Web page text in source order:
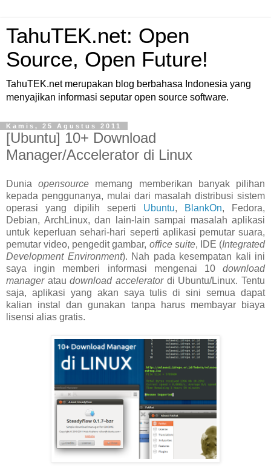
TahuTEK.net: Open
Source, Open Future!
TahuTEK.net merupakan blog berbahasa Indonesia yang
menyajikan informasi seputar open source software.
Kamis, 25 Agustus 2011
[Ubuntu] 10+ Download
Manager/Accelerator di Linux
Duniaopensource memang memberikan banyak pilihan
kepada penggunanya, mulai dari masalah distribusi sistem
operasi yang dipilih seperti Ubuntu, BlankOn, Fedora,
Debian, ArchLinux, dan lain-lain sampai masalah aplikasi
untuk keperluan sehari-hari seperti aplikasi pemutar suara,
pemutar video, pengedit gambar, office suite, IDE (Integrated
Development Environment). Nah pada kesempatan kali ini
saya ingin memberi informasi mengenai 10 download
managerataudownload acceleratordi Ubuntu/Linux. Tentu
saja, aplikasi yang akan saya tulis di sini semua dapat
kalian instal dan gunakan tanpa harus membayar biaya
lisensi alias gratis.